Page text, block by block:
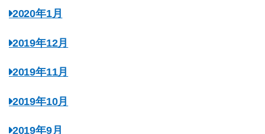
2020年1月
2019年12月
2019年11月
2019年10月
2019年9月